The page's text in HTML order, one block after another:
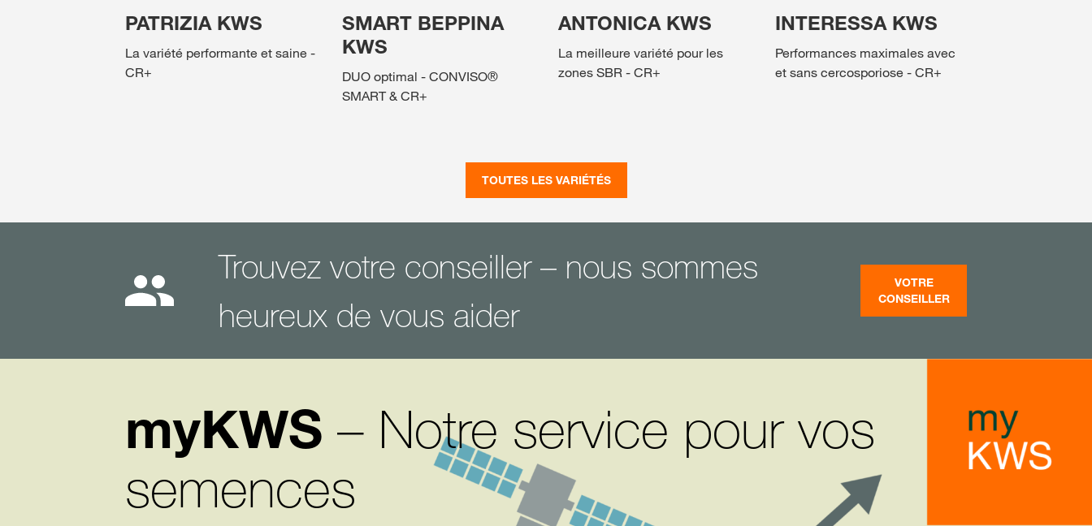
PATRIZIA KWS
La variété performante et saine -
CR+
SMART BEPPINA
KWS
DUO optimal - CONVISO®
SMART & CR+
ANTONICA KWS
La meilleure variété pour les
zones SBR - CR+
INTERESSA KWS
Performances maximales avec
et sans cercosporiose - CR+
TOUTES LES VARIÉTÉS
Trouvez votre conseiller – nous sommes
heureux de vous aider
VOTRE
CONSEILLER
myKWS – Notre service pour vos
semences